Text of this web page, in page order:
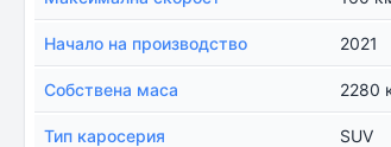
Начало на производство 2021
Собствена маса 2280
Тип каросерия SUV